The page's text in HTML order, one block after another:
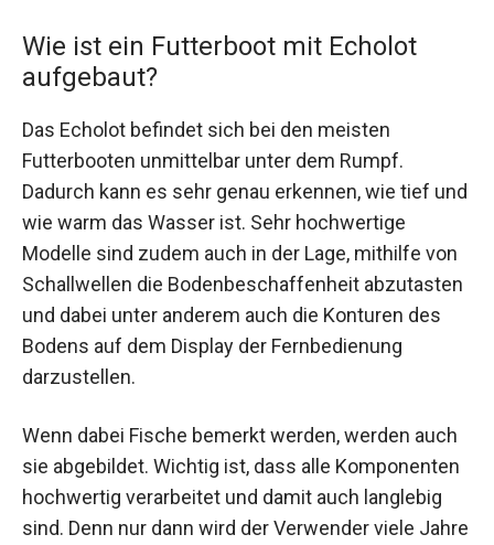
Wie ist ein Futterboot mit Echolot
aufgebaut?
Das Echolot befindet sich bei den meisten
Futterbooten unmittelbar unter dem Rumpf.
Dadurch kann es sehr genau erkennen, wie tief und
wie warm das Wasser ist. Sehr hochwertige
Modelle sind zudem auch in der Lage, mithilfe von
Schallwellen die Bodenbeschaffenheit abzutasten
und dabei unter anderem auch die Konturen des
Bodens auf dem Display der Fernbedienung
darzustellen.
Wenn dabei Fische bemerkt werden, werden auch
sie abgebildet. Wichtig ist, dass alle Komponenten
hochwertig verarbeitet und damit auch langlebig
sind. Denn nur dann wird der Verwender viele Jahre